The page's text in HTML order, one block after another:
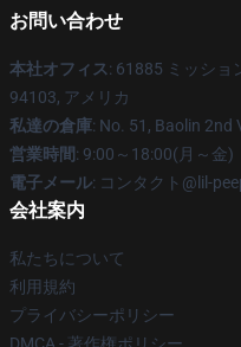
お問い合わせ
本社オフィス: 61885 ミッショ
94103, アメリカ
私達の倉庫: No. 51, Baolin 2nd
営業時間: 9:00～18:00(月～金)
電子メール: コンタクト@lil-
会社案内
私たちについて
利用規約
プライバシーポリシー